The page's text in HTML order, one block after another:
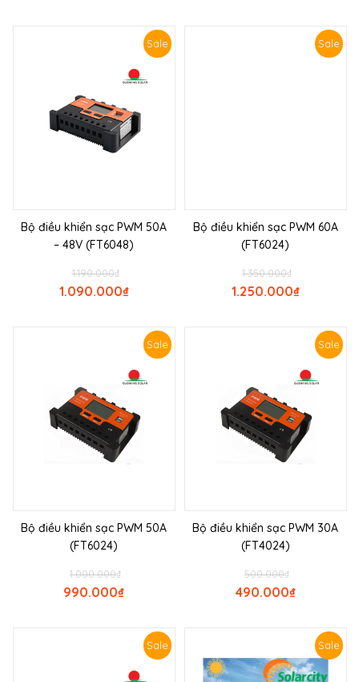
Sale
Bộ điều khiển sạc PWM 50A
– 48V (FT6048)
₫
1.190.000
₫
1.090.000
Sale
Bộ điều khiển sạc PWM 60A
(FT6024)
₫
1.350.000
₫
1.250.000
Sale
Bộ điều khiển sạc PWM 50A
(FT6024)
₫
1.000.000
₫
990.000
Sale
Bộ điều khiển sạc PWM 30A
(FT4024)
₫
500.000
₫
490.000
Sale Sale